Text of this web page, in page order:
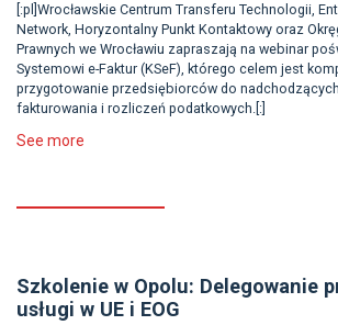
[:pl]Wrocławskie Centrum Transferu Technologii,
Network, Horyzontalny Punkt Kontaktowy oraz
Prawnych we Wrocławiu zapraszają na webinar
Systemowi e-Faktur (KSeF), którego celem jest
przygotowanie przedsiębiorców do
fakturowania i rozliczeń podatkowych.[:]
See more
Szkolenie w Opolu: Delegowanie
usługi w UE i EOG